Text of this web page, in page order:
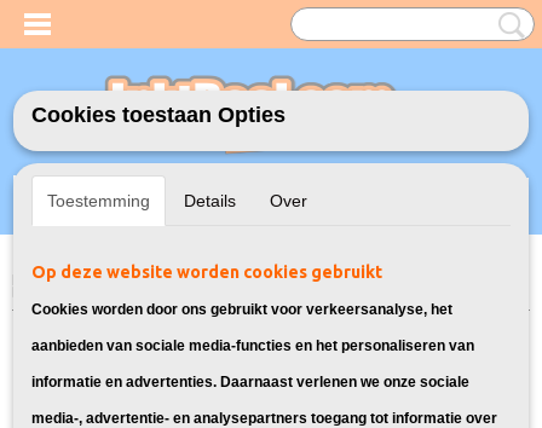
Inloggen Registreren
UW WINKELWAGEN
Home>Toners>TN-3512 Toner cartridge voor Brother
Bekijk hier alle laser toner
cartridges voor de Brother HL-
Cookies toestaan Opties
Toestemming Details Over
Op deze website worden cookies gebruikt
Cookies worden door ons gebruikt voor verkeersanalyse, het
aanbieden van sociale media-functies en het personaliseren van
informatie en advertenties. Daarnaast verlenen we onze sociale
media-, advertentie- en analysepartners toegang tot informatie over